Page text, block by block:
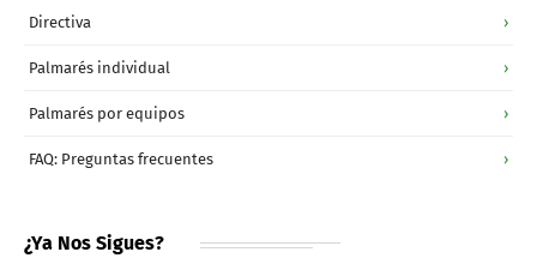
Directiva ›
Palmarés individual ›
Palmarés por equipos ›
FAQ: Preguntas frecuentes ›
¿Ya Nos Sigues?